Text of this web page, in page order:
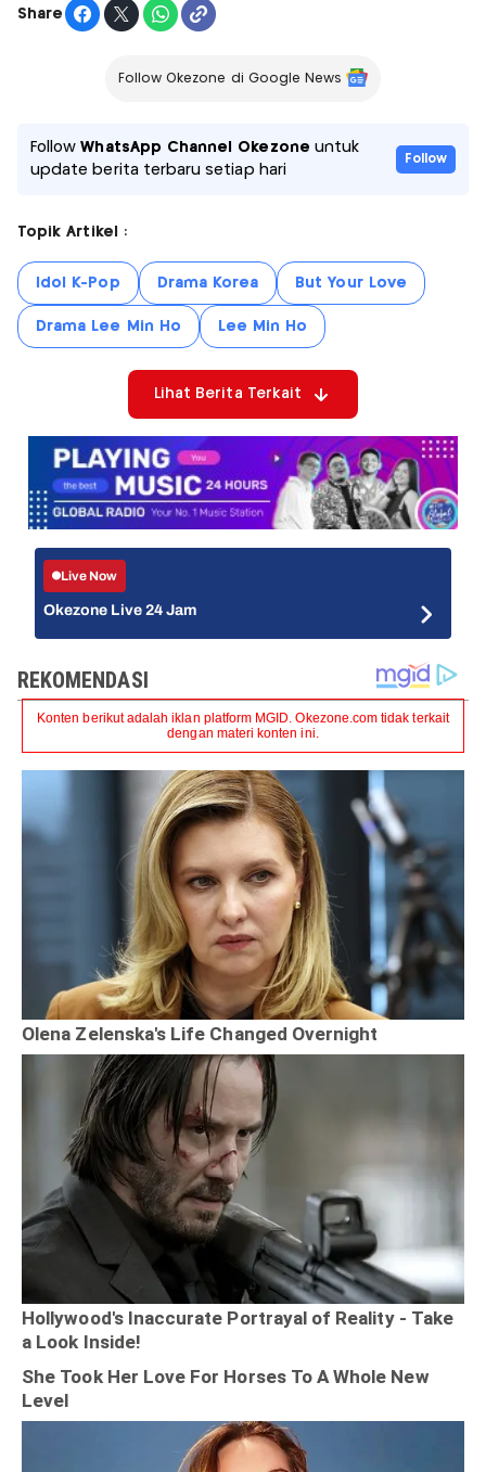
Share
Follow Okezone di Google News
FollowWhatsApp Channel Okezone untuk
update berita terbaru setiap hari
Follow
Topik Artikel :
Idol K-Pop Drama Korea But Your Love
Drama Lee Min Ho Lee Min Ho
Lihat Berita Terkait
Live Now
Okezone Live 24 Jam